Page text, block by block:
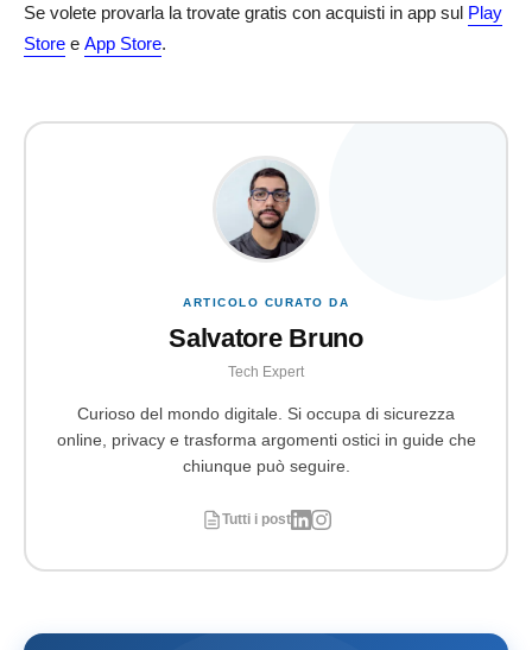
Se volete provarla la trovate gratis con acquisti in app sul Play
Store e App Store.
ARTICOLO CURATO DA
Salvatore Bruno
Tech Expert
Curioso del mondo digitale. Si occupa di sicurezza
online, privacy e trasforma argomenti ostici in guide che
chiunque può seguire.
Tutti i post